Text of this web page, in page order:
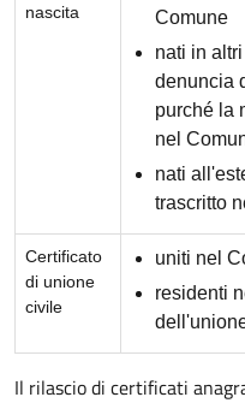
nascita
Comune
nati in
denuncia
purché la
nel
nati
trascritto
Certificato
di unione
civile
uniti nel
residenti
Il rilascio di certificati